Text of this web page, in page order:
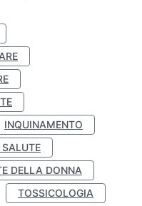
INQUINAMENTO
DELLA DONNA
TOSSICOLOGIA